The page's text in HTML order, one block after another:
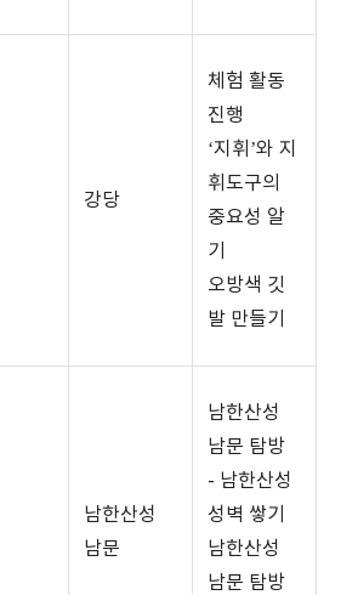
강당
체험 활동
진행
‘지휘 ’와 지
휘도구의
중요성 알
기
오방색 깃
발 만들기
남한산성
남문
남한산성
남문 탐방
- 남한산성
성벽 쌓기
남한산성
남문 탐방